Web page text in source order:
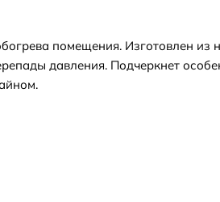
помещения. Изготовлен из
давления. Подчеркнет